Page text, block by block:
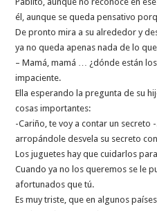
él, aunque se queda pensativo
De pronto mira a su alrededor y
ya no queda apenas nada de lo
– Mamá, mamá … ¿dónde están
impaciente.
Ella esperando la pregunta de su
cosas importantes:
-Cariño, te voy a contar un secreto
arropándole desvela su secreto
Los juguetes hay que cuidarlos
Cuando ya no los queremos se le
afortunados que tú.
Es muy triste, que en algunos